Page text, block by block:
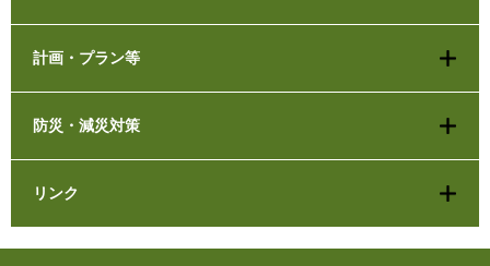
計画・プラン等
防災・減災対策
リンク